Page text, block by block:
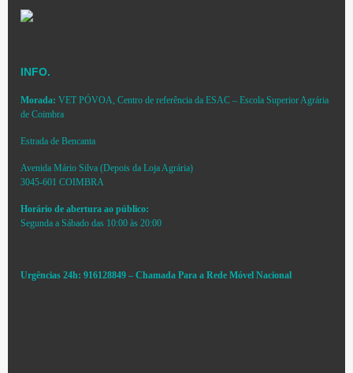
INFO.
Morada: VET PÓVOA, Centro de referência da ESAC – Escola Superior Agrária
de Coimbra
Estrada de Bencanta
Avenida Mário Silva (Depois da Loja Agrária)
3045-601 COIMBRA
Horário de abertura ao público:
Segunda a Sábado das 10:00 às 20:00
Urgências 24h: 916128849 – Chamada Para a Rede Móvel Nacional